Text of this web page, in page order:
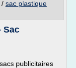
/ sac plastique
Sac
publicitaires